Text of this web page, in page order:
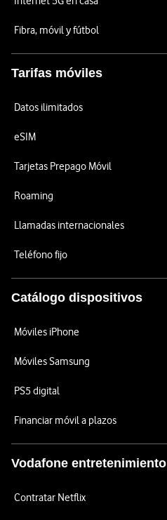
Fibra, móvil y fútbol
Tarifas móviles
Datos ilimitados
eSIM
Tarjetas Prepago Móvil
Roaming
Llamadas internacionales
Teléfono fijo
Catálogo dispositivos
Móviles iPhone
Móviles Samsung
PS5 digital
Financiar móvil a plazos
Vodafone entretenimiento
Contratar Netflix